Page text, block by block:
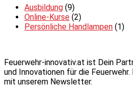
Ausbildung (9)
Online-Kurse (2)
Persönliche Handlampen (1)
Feuerwehr-innovativ.at ist Dein
und Innovationen für die
mit unserem Newsletter.